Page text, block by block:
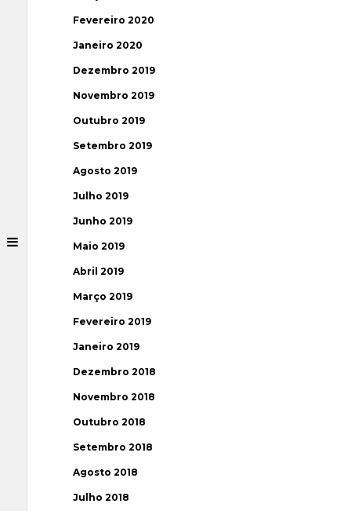
Fevereiro 2020
Janeiro 2020
Dezembro 2019
Novembro 2019
Outubro 2019
Setembro 2019
Agosto 2019
Julho 2019
Junho 2019
Maio 2019
Abril 2019
Março 2019
Fevereiro 2019
Janeiro 2019
Dezembro 2018
Novembro 2018
Outubro 2018
Setembro 2018
Agosto 2018
Julho 2018